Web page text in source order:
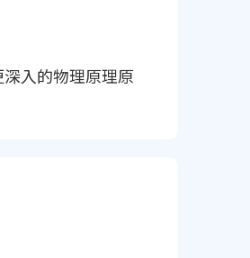
入的物理原理原